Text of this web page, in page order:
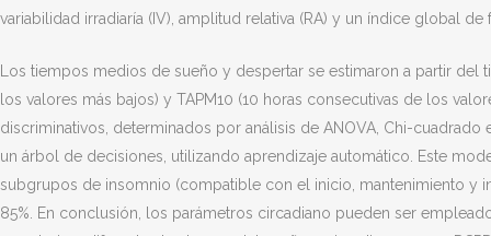
variabilidad irradiaría (IV), amplitud relativa (RA) y un índice global de
Los tiempos medios de sueño y despertar se estimaron a partir
los valores más bajos) y TAPM10 (10 horas consecutivas de los
discriminativos, determinados por análisis de ANOVA, Chi-
un árbol de decisiones, utilizando aprendizaje automático. Este
subgrupos de insomnio (compatible con el inicio, mantenimiento y
85%. En conclusión, los parámetros circadiano pueden ser